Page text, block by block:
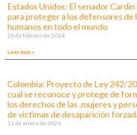
Estados Unidos: El senador
para proteger a los defensores de
humanos en todo el mundo
28 de febrero de 2024
Leer más »
Colombia: Proyecto de Ley 242/
cual se reconoce y protege de
los derechos de las ,mujeres y
de victimas de desaparición
11 de enero de 2024